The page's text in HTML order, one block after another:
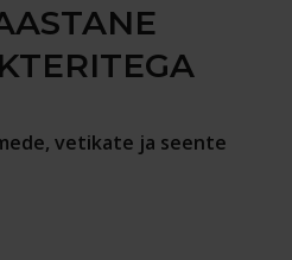
vetikate ja seente